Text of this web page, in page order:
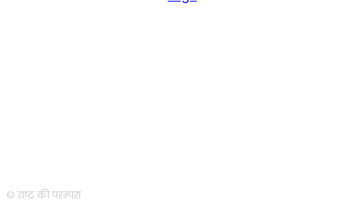
© राष्ट्र की परम्परा